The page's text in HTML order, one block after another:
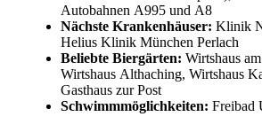
Autobahnen A995 und A8
Nächste Krankenhäuser: Klinik
Helius Klinik München Perlach
Beliebte Biergärten: Wirtshaus
Wirtshaus Althaching, Wirtshaus
Gasthaus zur Post
Schwimmmöglichkeiten: Freibad